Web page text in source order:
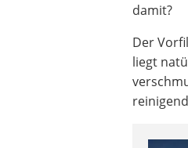
damit?
Der
liegt